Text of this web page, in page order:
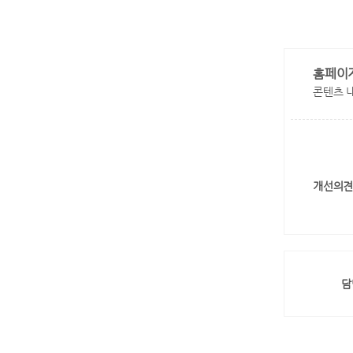
홈페이
콘텐츠
개선의견